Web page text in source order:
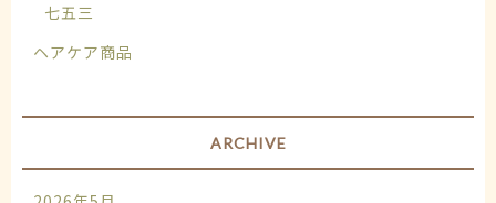
七五三
ヘアケア商品
ARCHIVE